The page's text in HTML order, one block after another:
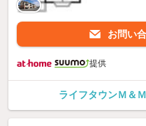
お問い
提供
ライフタウンＭ＆